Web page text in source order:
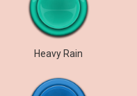
Heavy Rain